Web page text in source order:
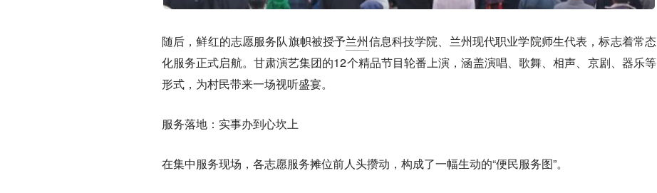
随后，鲜红的志愿服务队旗帜被授予兰州信息科技学院、兰州现代职业学院师生代表，标志着常态
化服务正式启航。甘肃演艺集团的12个精品节目轮番上演，涵盖演唱、歌舞、相声、京剧、器乐等
形式，为村民带来一场视听盛宴。
服务落地：实事办到心坎上
在集中服务现场，各志愿服务摊位前人头攒动，构成了一幅生动的“便民服务图”。